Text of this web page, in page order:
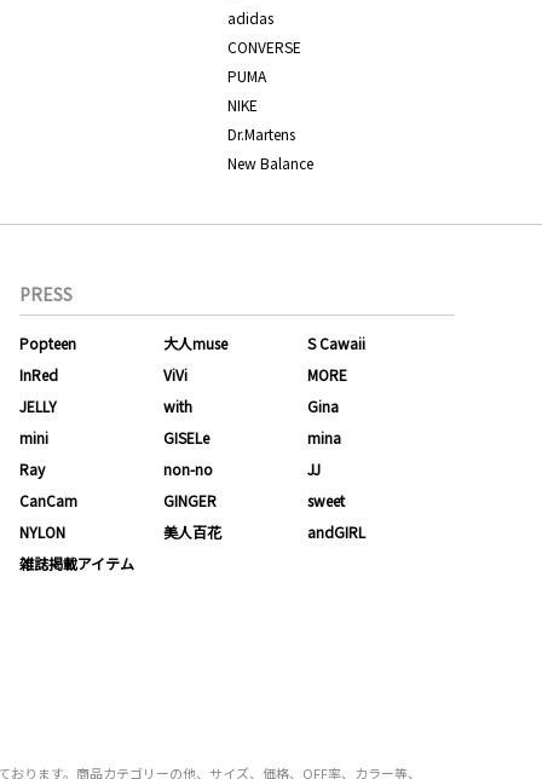
adidas
CONVERSE
PUMA
NIKE
Dr.Martens
New Balance
PRESS
Popteen 大人muse
S Cawaii
InRed
ViVi
MORE
JELLY
with
Gina
mini
GISELe
mina
Ray
non-no
JJ
CanCam
GINGER
sweet
NYLON
美人百花
andGIRL
雑誌掲載アイテム
ります。商品カテゴリーの他、サイズ、価格、OFF率、カラー等、